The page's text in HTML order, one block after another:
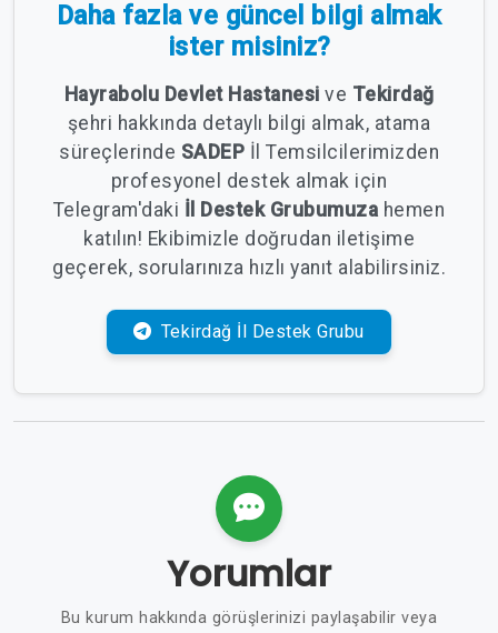
Daha fazla ve güncel bilgi almak
ister misiniz?
Hayrabolu Devlet Hastanesi ve Tekirdağ
şehri hakkında detaylı bilgi almak, atama
süreçlerinde SADEP İl Temsilcilerimizden
profesyonel destek almak için
Telegram'daki İl Destek Grubumuza hemen
katılın! Ekibimizle doğrudan iletişime
geçerek, sorularınıza hızlı yanıt alabilirsiniz.
Tekirdağ İl Destek Grubu
Yorumlar
Bu kurum hakkında görüşlerinizi paylaşabilir veya